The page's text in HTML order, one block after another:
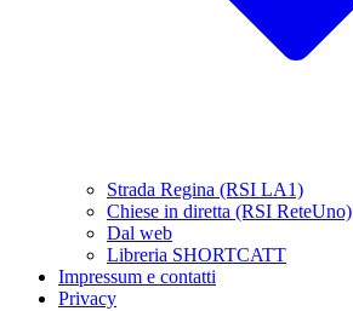
Strada Regina (RSI LA1)
Chiese in diretta (RSI ReteUno)
Dal web
Libreria SHORTCATT
Impressum e contatti
Privacy